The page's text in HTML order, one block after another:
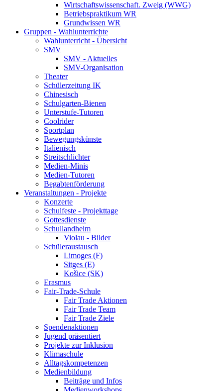
Wirtschaftswissenschaft. Zweig (WWG)
Betriebspraktikum WR
Grundwissen WR
Gruppen - Wahlunterrichte
Wahlunterricht - Übersicht
SMV
SMV - Aktuelles
SMV-Organisation
Theater
Schülerzeitung IK
Chinesisch
Schulgarten-Bienen
Unterstufe-Tutoren
Coolrider
Sportplan
Bewegungskünste
Italienisch
Streitschlichter
Medien-Minis
Medien-Tutoren
Begabtenförderung
Veranstaltungen - Projekte
Konzerte
Schulfeste - Projekttage
Gottesdienste
Schullandheim
Violau - Bilder
Schüleraustausch
Limoges (F)
Sitges (E)
Košice (SK)
Erasmus
Fair-Trade-Schule
Fair Trade Aktionen
Fair Trade Team
Fair Trade Ziele
Spendenaktionen
Jugend präsentiert
Projekte zur Inklusion
Klimaschule
Alltagskompetenzen
Medienbildung
Beiträge und Infos